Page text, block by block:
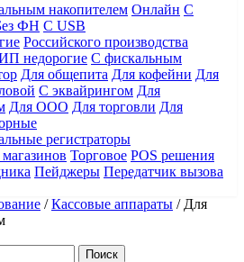
накопителем Онлайн С
ФН С USB
Российского производства
недорогие С фискальным
Для общепита Для кофейни Для
С эквайрингом Для
Для ООО Для торговли Для
регистраторы
Торговое POS решения
Пейджеры Передатчик вызова
/Кассовые аппараты / Для